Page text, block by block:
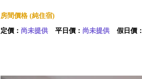
房間價格 (純住宿)
定價： 尚未提供 平日價： 尚未提供 假日價：